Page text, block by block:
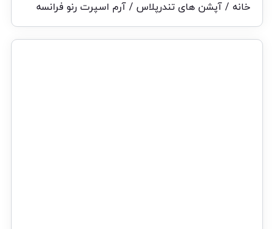
خانه / آپشن های تندرپلاس/ آرم اسپرت رنو فرانسه